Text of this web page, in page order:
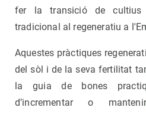
fer la transició de
tradicional al regeneratiu a
Aquestes pràctiques
del sòl i de la seva fertilitat
la guia de bones
d’incrementar o